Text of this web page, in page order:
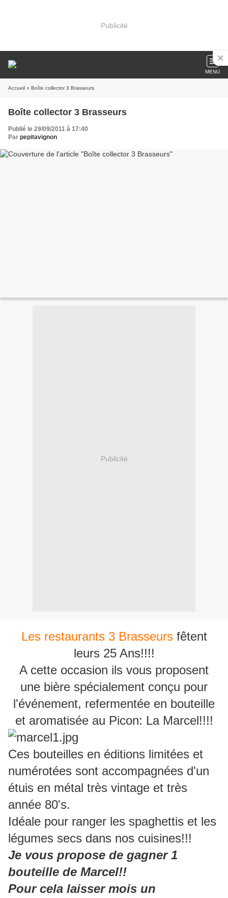
Publicité
MENU
Accueil » Boîte collector 3 Brasseurs
Boîte collector 3 Brasseurs
Publié le 29/09/2011 à 17:40
Par pepitavignon
Publicité
Les restaurants 3 Brasseursfêtent
leurs 25 Ans!!!!
A cette occasion ils vous proposent
une bière spécialement conçu pour
l'événement, refermentée en bouteille
et aromatisée au Picon: La Marcel!!!!
Ces bouteilles en éditions limitées et
numérotées sont accompagnées d'un
étuis en métal très vintage et très
année 80's.
Idéale pour ranger les spaghettis et les
légumes secs dans nos cuisines!!!
Je vous propose de gagner 1
bouteille de Marcel!!
Pour cela laisser mois un